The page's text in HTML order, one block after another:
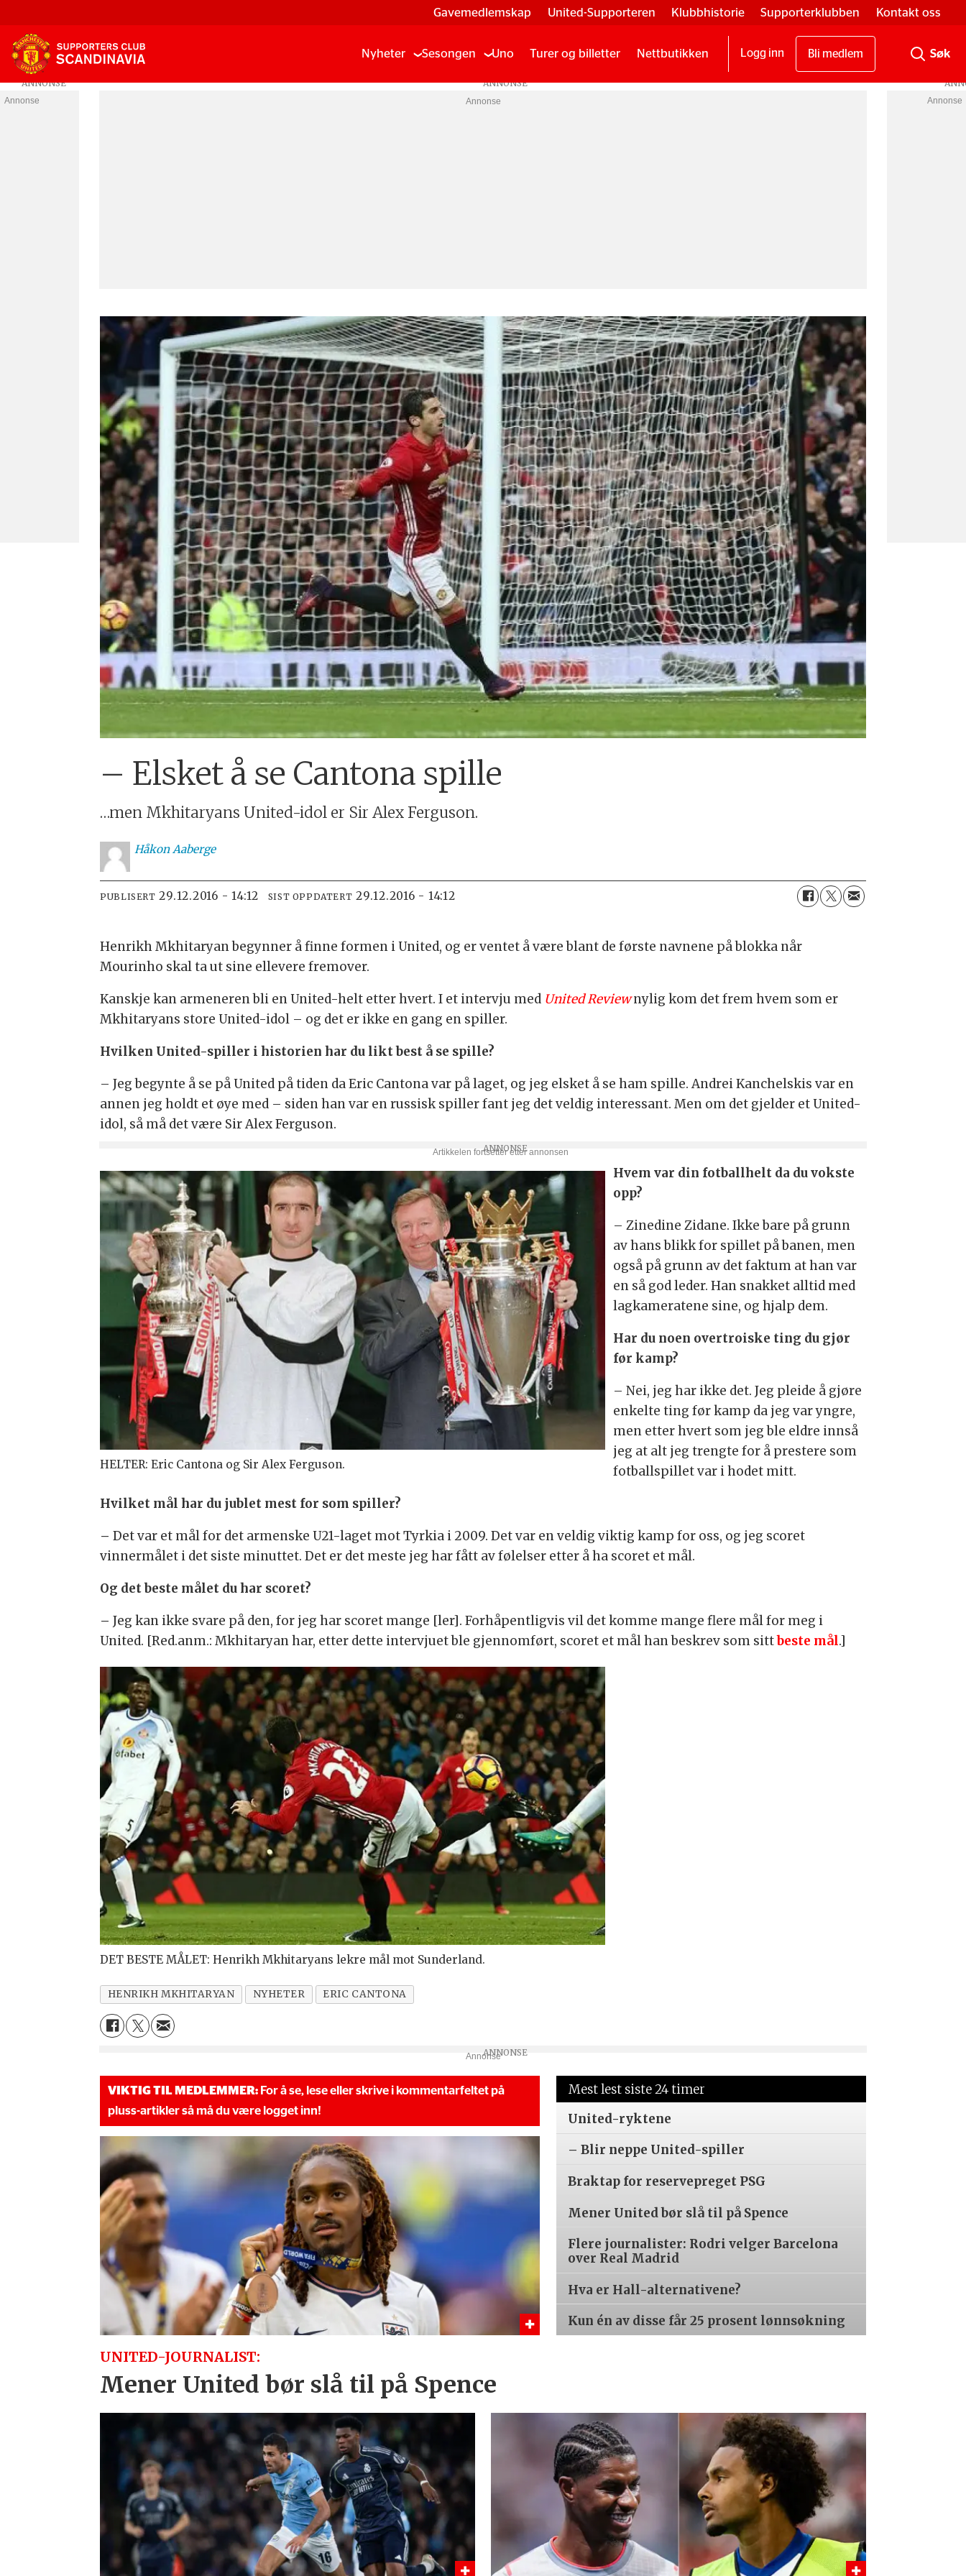
Gavemedlemskap United-Supporteren Klubbhistorie Supporterklubben Kontakt oss
Nyheter Sesongen Uno Turer og billetter Nettbutikken Logg inn Bli medlem
Annonse
– Elsket å se Cantona spille
…men Mkhitaryans United-idol er Sir Alex Ferguson.
Håkon Aaberge
PUBLISERT 29.12.2016 - 14:12 SIST OPPDATERT 29.12.2016 - 14:12
Henrikh Mkhitaryan begynner å finne formen i United, og er ventet å være blant de første navnene på blokka når
Mourinho skal ta ut sine ellevere fremover.
Kanskje kan armeneren bli en United-helt etter hvert. I et intervju med United Reviewnylig kom det frem hvem som er
Mkhitaryans store United-idol – og det er ikke en gang en spiller.
Hvilken United-spiller i historien har du likt best å se spille?
– Jeg begynte å se på United på tiden da Eric Cantona var på laget, og jeg elsket å se ham spille. Andrei Kanchelskis var en
annen jeg holdt et øye med – siden han var en russisk spiller fant jeg det veldig interessant. Men om det gjelder et United-
idol, så må det være Sir Alex Ferguson.
HELTER: Eric Cantona og Sir Alex Ferguson.
Hvem var din fotballhelt da du vokste
opp?
–Zinedine Zidane. Ikke bare på grunn
av hans blikk for spillet på banen, men
også på grunn av det faktum at han var
en så god leder. Han snakket alltid med
lagkameratene sine, og hjalp dem.
Har du noen overtroiske ting du gjør
før kamp?
–Nei, jeg har ikke det. Jeg pleide å gjøre
enkelte ting før kamp da jeg var yngre,
men etter hvert som jeg ble eldre innså
jeg at alt jeg trengte for å prestere som
fotballspillet var i hodet mitt.
Hvilket mål har du jublet mest for som spiller?
–Det var et mål for det armenske U21-laget mot Tyrkia i 2009. Det var en veldig viktig kamp for oss, og jeg scoret
vinnermålet i det siste minuttet. Det er det meste jeg har fått av følelser etter å ha scoret et mål.
Og det beste målet du har scoret?
–Jeg kan ikke svare på den, for jeg har scoret mange [ler]. Forhåpentligvis vil det komme mange flere mål for meg i
United. [Red.anm.: Mkhitaryan har, etter dette intervjuet ble gjennomført, scoret et mål han beskrev som sittbeste mål.]
DET BESTE MÅLET: Henrikh Mkhitaryans lekre mål mot Sunderland.
HENRIKH MKHITARYAN NYHETER ERIC CANTONA
Annonse
VIKTIG TIL MEDLEMMER: For å se, lese eller skrive i kommentarfeltet på
pluss-artikler så må du være logget inn!
UNITED-JOURNALIST:
Mener United bør slå til på Spence
Mest lest siste 24 timer
United-ryktene
– Blir neppe United-spiller
Braktap for reservepreget PSG
Mener United bør slå til på Spence
Flere journalister: Rodri velger Barcelona
over Real Madrid
Hva er Hall-alternativene?
Kun én av disse får 25 prosent lønnsøkning
Annonse Annonse